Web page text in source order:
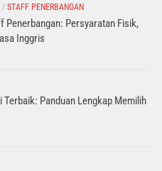
/ STAFF PENERBANGAN
Penerbangan: Persyaratan Fisik,
Inggris
Panduan Lengkap Memilih